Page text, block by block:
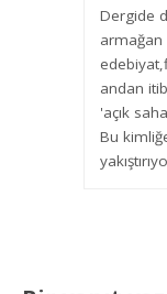
Dergide
armağan
andan
'açık
Bu